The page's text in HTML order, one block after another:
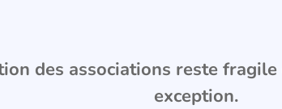
des associations reste
exception.